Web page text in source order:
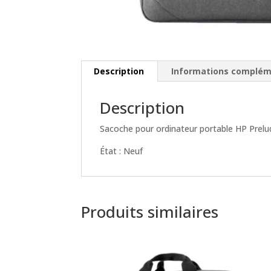
Description Informations
Description
Sacoche pour ordinateur portable HP
État : Neuf
Produits similaires